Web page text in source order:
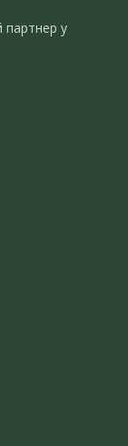
партнер у